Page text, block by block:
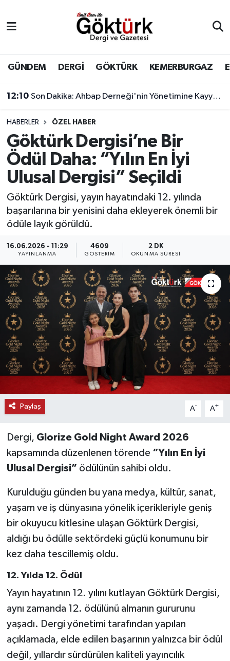
GÜNDEM DERGİ GÖKTÜRK KEMERBURGAZ
12:10 Son Dakika: Ahbap Derneği'nin Yönetimine Kayyum Atandı
HABERLER ÖZEL HABER
Göktürk Dergisi’ne Bir
Ödül Daha: “Yılın En İyi
Ulusal Dergisi” Seçildi
Göktürk Dergisi, yayın hayatındaki 12. yılında
başarılarına bir yenisini daha ekleyerek önemli bir
ödüle layık görüldü.
16.06.2026 - 11:29
YAYINLANMA
4609
GÖSTERIM
2 DK
OKUNMA SÜRESI
Paylaş A- A+
Dergi, Glorize Gold Night Award 2026
kapsamında düzenlenen törende “Yılın En İyi
Ulusal Dergisi” ödülünün sahibi oldu.
Kurulduğu günden bu yana medya, kültür, sanat,
yaşam ve iş dünyasına yönelik içerikleriyle geniş
bir okuyucu kitlesine ulaşan Göktürk Dergisi,
aldığı bu ödülle sektördeki güçlü konumunu bir
kez daha tescillemiş oldu.
12. Yılda 12. Ödül
Yayın hayatının 12. yılını kutlayan Göktürk Dergisi,
aynı zamanda 12. ödülünü almanın gururunu
yaşadı. Dergi yönetimi tarafından yapılan
açıklamada, elde edilen başarının yalnızca bir ödül
değil, yıllardır sürdürülen kaliteli yayıncılık
BİLİM
DERGİ
DÜNYA
EĞİTİM
EKONOMİ
GÖKTÜRK
GÜNDEM
KEMERBURGAZ
KÜLTÜR - SANAT
MAGAZİN
ÖZEL HABER
SAĞLIK
TEKNOLOJİ
TİCARET
YAŞAM
Eyüpsultan Hava Durumu
Eyüpsultan Trafik Yoğunluk Haritası
Süper Lig Puan Durumu ve Fikstür
Tüm Manşetler
Son Dakika Haberleri
Haber Arşivi